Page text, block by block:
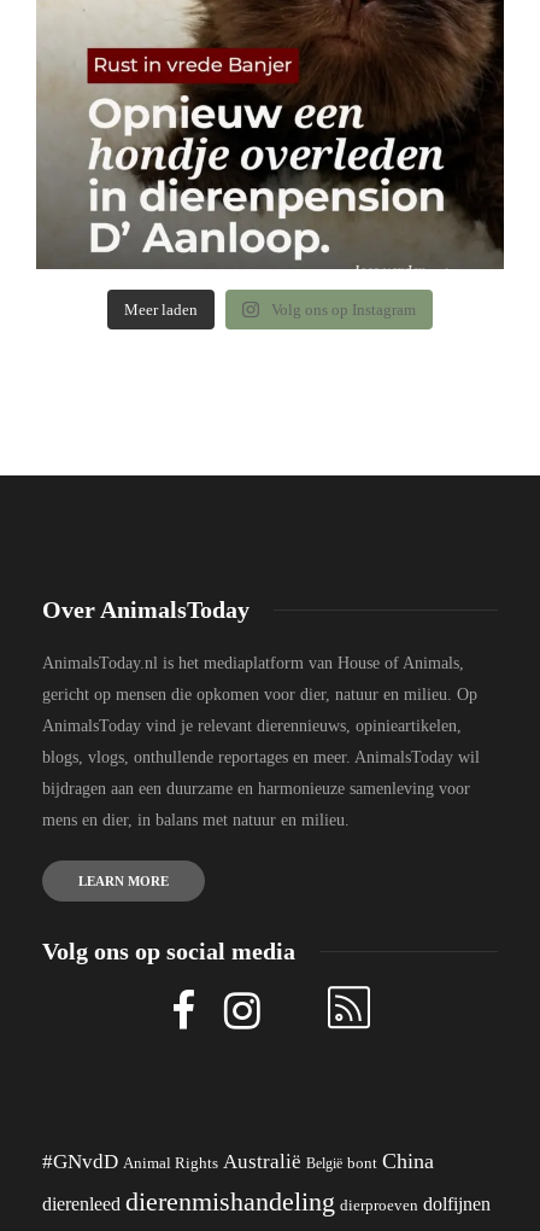
Meer laden Volg ons op Instagram
Over AnimalsToday
AnimalsToday.nl is het mediaplatform van House of Animals,
gericht op mensen die opkomen voor dier, natuur en milieu. Op
AnimalsToday vind je relevant dierennieuws, opinieartikelen,
blogs, vlogs, onthullende reportages en meer. AnimalsToday wil
bijdragen aan een duurzame en harmonieuze samenleving voor
mens en dier, in balans met natuur en milieu.
LEARN MORE
Volg ons op social media
#GNvdD Animal Rights Australië België bont China
dierenleed dierenmishandeling dierproeven dolfijnen